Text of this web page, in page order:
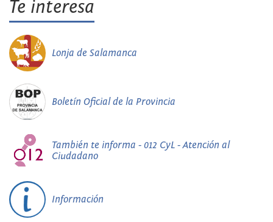
Te interesa
Lonja de Salamanca
Boletín Oficial de la Provincia
También te informa - 012 CyL - Atención al
Ciudadano
Información